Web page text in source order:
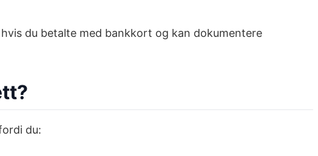
du betalte med bankkort og kan dokumentere
du: